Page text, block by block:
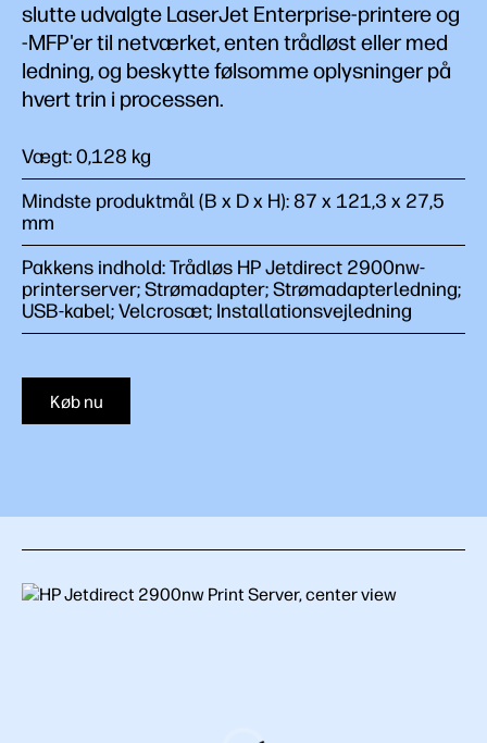
slutte udvalgte LaserJet Enterprise-printere og
-MFP'er til netværket, enten trådløst eller med
ledning, og beskytte følsomme oplysninger på
hvert trin i processen.
Vægt: 0,128 kg
Mindste produktmål (B x D x H): 87 x 121,3 x 27,5
mm
Pakkens indhold: Trådløs HP Jetdirect 2900nw-
printerserver; Strømadapter; Strømadapterledning;
USB-kabel; Velcrosæt; Installationsvejledning
Køb nu